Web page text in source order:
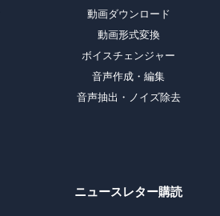
動画ダウンロード
動画形式変換
ボイスチェンジャー
音声作成・編集
音声抽出・ノイズ除去
ニュースレター購読